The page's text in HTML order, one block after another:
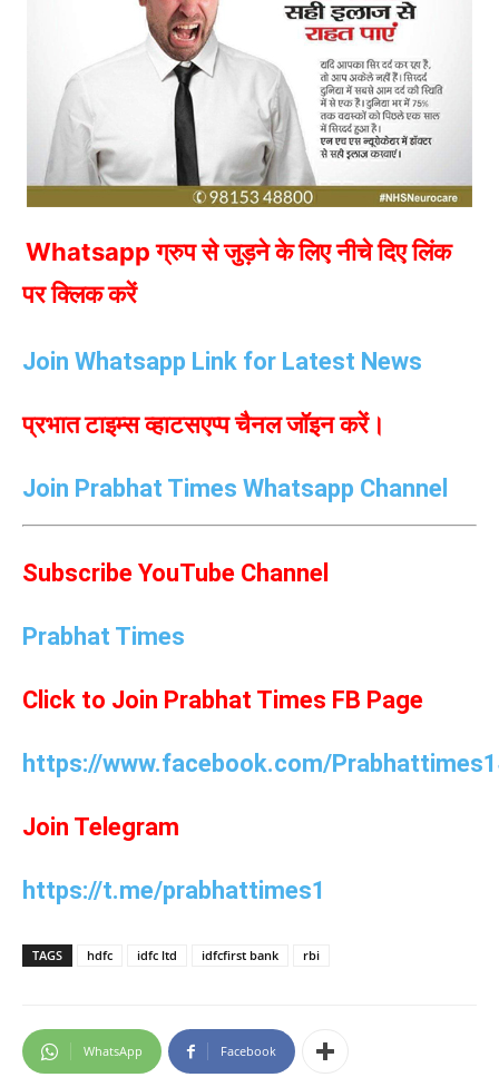
Whatsapp ग्रुप से जुड़ने के लिए नीचे दिए लिंक
पर क्लिक करें
Join Whatsapp Link for Latest News
प्रभात टाइम्स व्हाटसएप्प चैनल जॉइन करें।
Join Prabhat Times Whatsapp Channel
Subscribe YouTube Channel
Prabhat Times
Click to Join Prabhat Times FB Page
https://www.facebook.com/
Join Telegram
https://t.me/prabhattimes1
TAGS hdfc idfc ltd idfcfirst bank rbi
WhatsApp Facebook